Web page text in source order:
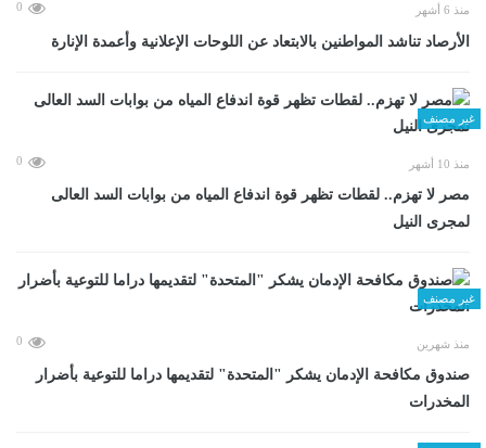
منذ 6 أشهر 0
الأرصاد تناشد المواطنين بالابتعاد عن اللوحات الإعلانية وأعمدة الإنارة
غير مصنف
منذ 10 أشهر 0
مصر لا تهزم.. لقطات تظهر قوة اندفاع المياه من بوابات السد العالى
لمجرى النيل
غير مصنف
منذ شهرين 0
صندوق مكافحة الإدمان يشكر "المتحدة" لتقديمها دراما للتوعية بأضرار
المخدرات